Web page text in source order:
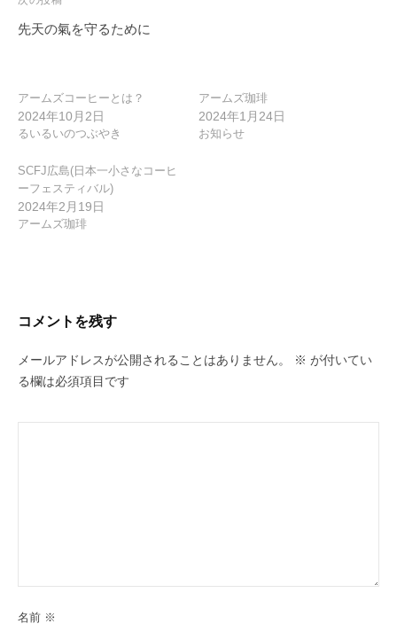
ゲ
ョ
ン
先天の氣を守るために
アームズコーヒーとは？
2024年10月2日
るいるいのつぶやき
アームズ珈琲
2024年1月24日
お知らせ
SCFJ広島(日本一小さなコーヒ
ーフェスティバル)
2024年2月19日
アームズ珈琲
コメントを残す
メールアドレスが公開されることはありません。 ※ が付いてい
る欄は必須項目です
名前 ※